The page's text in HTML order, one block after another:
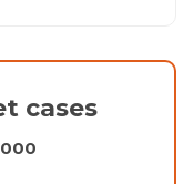
cases